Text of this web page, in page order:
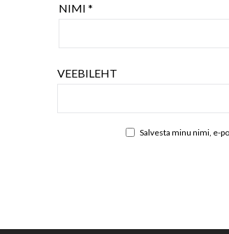
NIMI*
VEEBILEHT
Salvesta minu nimi, e-